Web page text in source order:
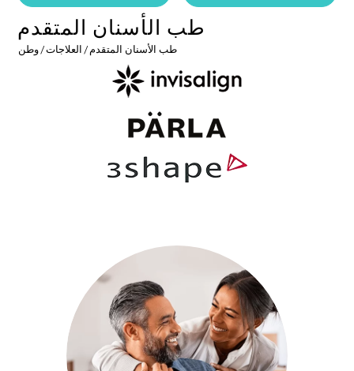
طب الأسنان المتقدم
وطن /العلاجات / طب الأسنان المتقدم